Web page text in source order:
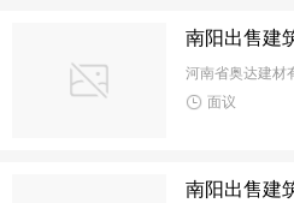
南阳出售建
河南省奥达建材
面议
南阳出售建